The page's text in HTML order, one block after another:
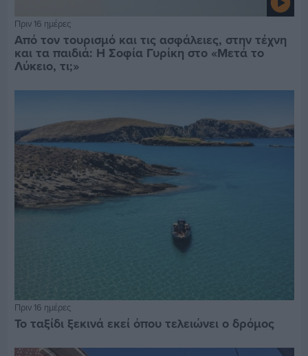
Πριν 16 ημέρες
Από τον τουρισμό και τις ασφάλειες, στην τέχνη
και τα παιδιά: Η Σοφία Γυρίκη στο «Μετά το
Λύκειο, τι;»
Πριν 16 ημέρες
Το ταξίδι ξεκινά εκεί όπου τελειώνει ο δρόμος